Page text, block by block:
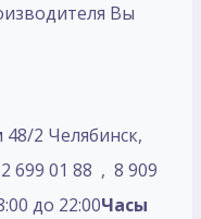
Вы
2 Челябинск,
699 01 88 , 8 909
до 22:00Часы